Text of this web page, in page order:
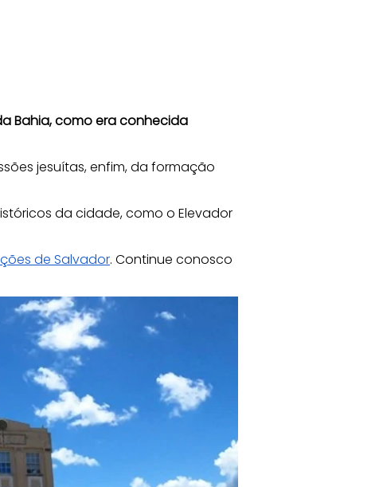
Bahia, como era conhecida
jesuítas, enfim, da formação
da cidade, como o Elevador
de Salvador. Continue conosco